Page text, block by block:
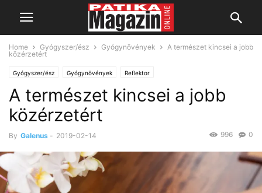
Home Gyógyszer/ész Gyógynövények
A természet kincsei a jobb
közérzetért
Gyógyszer/ész Gyógynövények Reflektor
A természet kincsei a jobb
közérzetért
By Galenus - 2019-02-14 0
996